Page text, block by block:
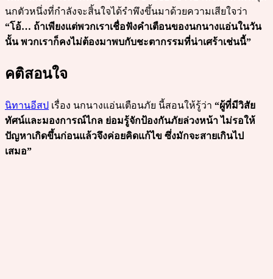
นกตัวหนึ่งที่กำลังจะสิ้นใจได้รำพึงขึ้นมาด้วยความเสียใจว่า
“โอ้… ถ้าเพียงแต่พวกเราเชื่อฟังคำเตือนของนกนางแอ่นในวัน
นั้น พวกเราก็คงไม่ต้องมาพบกับชะตากรรมที่น่าเศร้าเช่นนี้”
คติสอนใจ
นิทานอีสป เรื่อง นกนางแอ่นเตือนภัย นี้สอนให้รู้ว่า “ผู้ที่มีวิสัย
ทัศน์และมองการณ์ไกล ย่อมรู้จักป้องกันภัยล่วงหน้า ไม่รอให้
ปัญหาเกิดขึ้นก่อนแล้วจึงค่อยคิดแก้ไข ซึ่งมักจะสายเกินไป
เสมอ”